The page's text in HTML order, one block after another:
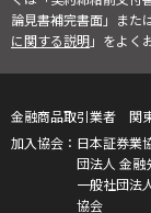
論見書補完書面」また
に関する説明」をよく
金融商品取引業者 関
日本証券業
団法人 金融
一般社団法
協会